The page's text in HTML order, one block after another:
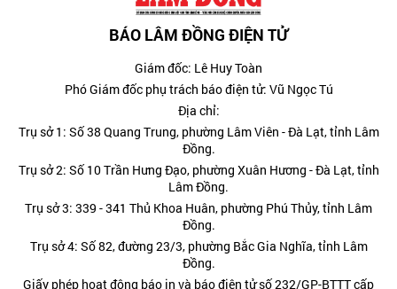
BÁO LÂM ĐỒNG ĐIỆN TỬ
Giám đốc: Lê Huy Toàn
Phó Giám đốc phụ trách báo điện tử: Vũ Ngọc Tú
Địa chỉ:
Trụ sở 1: Số 38 Quang Trung, phường Lâm Viên - Đà Lạt, tỉnh Lâm
Đồng.
Trụ sở 2: Số 10 Trần Hưng Đạo, phường Xuân Hương - Đà Lạt, tỉnh
Lâm Đồng.
Trụ sở 3: 339 - 341 Thủ Khoa Huân, phường Phú Thủy, tỉnh Lâm
Đồng.
Trụ sở 4: Số 82, đường 23/3, phường Bắc Gia Nghĩa, tỉnh Lâm
Đồng.
Giấy phép hoạt động báo in và báo điện tử số 232/GP-BTTT cấp